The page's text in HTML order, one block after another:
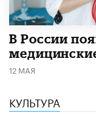
В России
12 МАЯ
КУЛЬТУРА